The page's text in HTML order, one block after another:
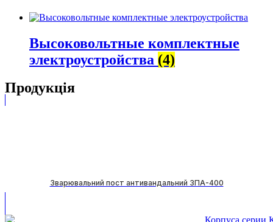
Высоковольтные комплектные
электроустройства (4)
Продукція
Зварювальний пост антивандальний ЗПА-400